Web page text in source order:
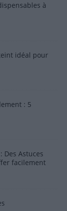
à
idéal pour
: 5
Des Astuces
facilement